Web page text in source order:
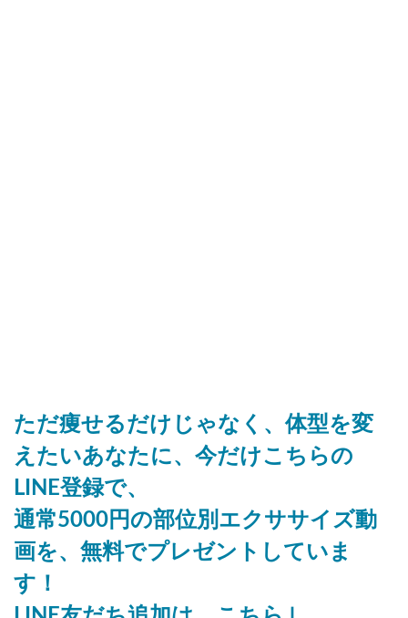
ただ痩せるだけじゃなく、体型を変
えたいあなたに、今だけこちらの
LINE登録で、
通常5000円の部位別エクササイズ動
画を、無料でプレゼントしていま
す！